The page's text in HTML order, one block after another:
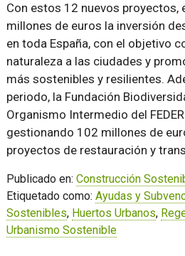
Con estos 12 nuevos proyectos,
millones de euros la inversión
en toda España, con el objetivo
naturaleza a las ciudades y
más sostenibles y resilientes.
periodo, la Fundación
Organismo Intermedio del
gestionando 102 millones de
proyectos de restauración y
Publicado en: Construcción
Etiquetado como: Ayudas y
Sostenibles, Huertos Urbanos,
Urbanismo Sostenible